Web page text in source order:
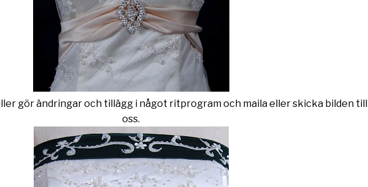
gör ändringar och tillägg i något ritprogram och maila eller skicka bilden till
oss.